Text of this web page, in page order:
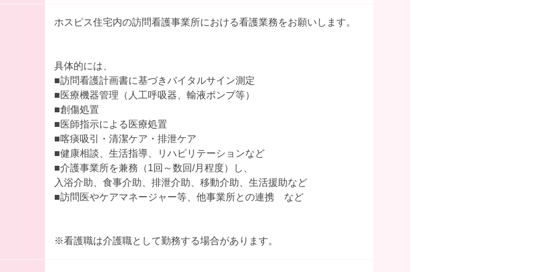
ホスピス住宅内の訪問看護事業所における看護業務をお願いします。
具体的には、
■訪問看護計画書に基づきバイタルサイン測定
■医療機器管理（人工呼吸器、輸液ポンプ等）
■創傷処置
■医師指示による医療処置
■喀痰吸引・清潔ケア・排泄ケア
■健康相談、生活指導、リハビリテーションなど
■介護事業所を兼務（1回～数回/月程度）し、
入浴介助、食事介助、排泄介助、移動介助、生活援助など
■訪問医やケアマネージャー等、他事業所との連携 など
※看護職は介護職として勤務する場合があります。